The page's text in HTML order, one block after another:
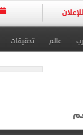
عالم تحقيقات